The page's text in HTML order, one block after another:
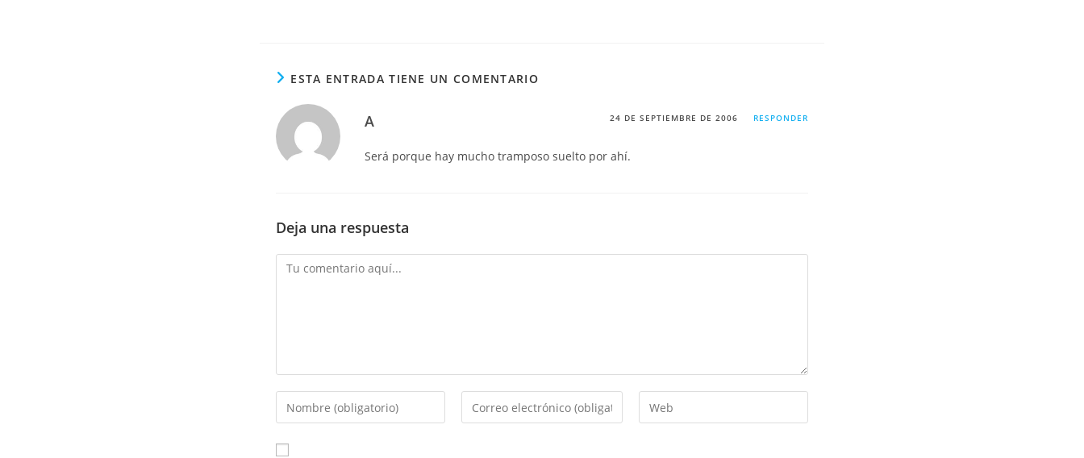
ESTA ENTRADA TIENE UN COMENTARIO
A 24 DE SEPTIEMBRE DE 2006 RESPONDER
Será porque hay mucho tramposo suelto por ahí.
Deja una respuesta
Comentario
Introduce
tu
nombre
Introduce
tu
Introduce
la